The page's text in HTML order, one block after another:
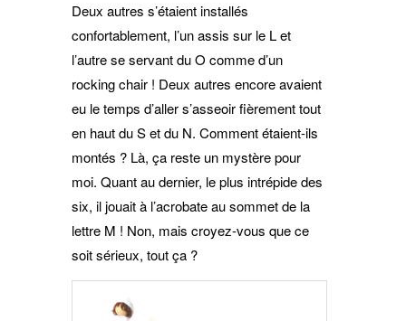
Deux autres s’étaient installés
confortablement, l’un assis sur le L et
l’autre se servant du O comme d’un
rocking chair ! Deux autres encore avaient
eu le temps d’aller s’asseoir fièrement tout
en haut du S et du N. Comment étaient-ils
montés ? Là, ça reste un mystère pour
moi. Quant au dernier, le plus intrépide des
six, il jouait à l’acrobate au sommet de la
lettre M ! Non, mais croyez-vous que ce
soit sérieux, tout ça ?